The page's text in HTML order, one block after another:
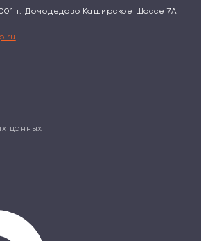
г. Домодедово Каширское Шоссе 7А
данных